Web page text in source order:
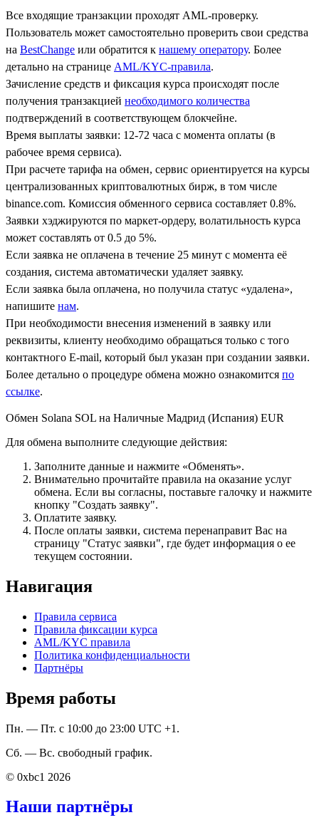
Все входящие транзакции проходят AML-проверку.
Пользователь может самостоятельно проверить свои средства
на BestChange или обратится к нашему оператору. Более
детально на странице AML/KYC-правила.
Зачисление средств и фиксация курса происходят после
получения транзакцией необходимого количества
подтверждений в соответствующем блокчейне.
Время выплаты заявки: 12-72 часа с момента оплаты (в
рабочее время сервиса).
При расчете тарифа на обмен, сервис ориентируется на курсы
централизованных криптовалютных бирж, в том числе
binance.com. Комиссия обменного сервиса составляет 0.8%.
Заявки хэджируются по маркет-ордеру, волатильность курса
может составлять от 0.5 до 5%.
Если заявка не оплачена в течение 25 минут с момента её
создания, система автоматически удаляет заявку.
Если заявка была оплачена, но получила статус «удалена»,
напишите нам.
При необходимости внесения изменений в заявку или
реквизиты, клиенту необходимо обращаться только с того
контактного Е-mail, который был указан при создании заявки.
Более детально о процедуре обмена можно ознакомится по
ссылке.
Обмен Solana SOL на Наличные Мадрид (Испания) EUR
Для обмена выполните следующие действия:
Заполните данные и нажмите «Обменять».
Внимательно прочитайте правила на оказание услуг
обмена. Если вы согласны, поставьте галочку и нажмите
кнопку "Создать заявку".
Оплатите заявку.
После оплаты заявки, система перенаправит Вас на
страницу "Статус заявки", где будет информация о ее
текущем состоянии.
Навигация
Правила сервиса
Правила фиксации курса
AML/KYC правила
Политика конфиденциальности
Партнёры
Время работы
Пн. — Пт. с 10:00 до 23:00 UTC +1.
Сб. — Вс. свободный график.
© 0xbc1 2026
Наши партнёры